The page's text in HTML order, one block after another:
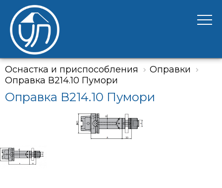
Оснастка и приспособления
Оправки
Оправка В214.10 Пумори
Оправка В214.10 Пумори